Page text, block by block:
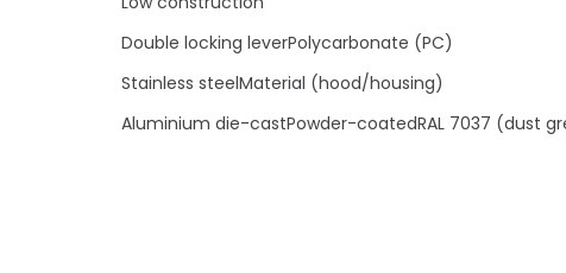
Double locking leverPolycarbonate (PC)
Stainless steelMaterial (hood/housing)
Aluminium die-castPowder-coatedRAL 7037 (dust